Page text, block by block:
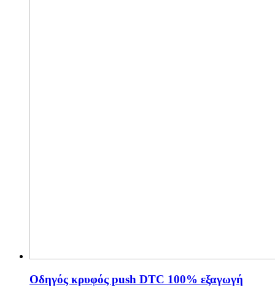
Οδηγός κρυφός push DTC 100% εξαγωγή